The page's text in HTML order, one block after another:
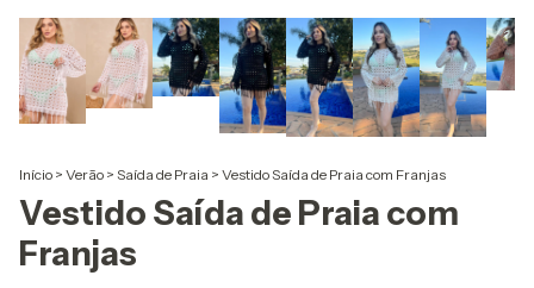
Início > Verão > Saída de Praia > Vestido Saída de Praia com Franjas
Vestido Saída de Praia com
Franjas